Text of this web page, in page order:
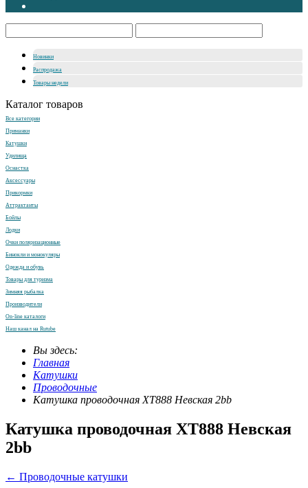
Новинки
Распродажа
Товары недели
Каталог товаров
Все категории
Приманки
Катушки
Удилища
Оснастка
Аксессуары
Прикормки
Аттрактанты
Бойлы
Лодки
Очки поляризационные
Бинокли и монокуляры
Одежда и обувь
Товары для туризма
Зимняя рыбалка
Производители
On-line каталоги
Наш канал на Rutube
Вы здесь:
Главная
Катушки
Проводочные
Катушка проводочная XT888 Невская 2bb
Катушка проводочная XT888 Невская
2bb
← Проводочные катушки